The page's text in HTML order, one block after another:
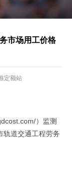
市场用工价格
定额站
）监测
轨道交通工程劳务